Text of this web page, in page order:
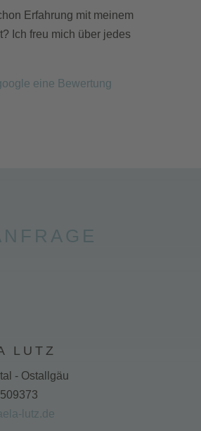
Erfahrung mit meinem
Ich freu mich über jedes
eine Bewertung
LUTZ
- Ostallgäu
lutz.de